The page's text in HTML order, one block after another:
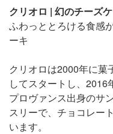
クリオロ | 幻のチーズ
ふわっととろける食感
ーキ
クリオロは2000年に菓
してスタートし、2016
プロヴァンス出身のサ
スリーで、チョコレー
います。